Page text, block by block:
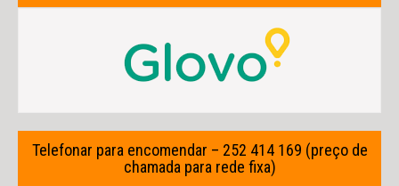
Telefonar para encomendar – 252 414 169 (preço de
chamada para rede fixa)